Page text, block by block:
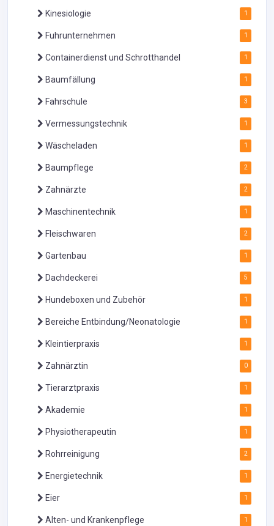
Kinesiologie 1
Fuhrunternehmen 1
Containerdienst und Schrotthandel 1
Baumfällung 1
Fahrschule 3
Vermessungstechnik 1
Wäscheladen 1
Baumpflege 2
Zahnärzte 2
Maschinentechnik 1
Fleischwaren 2
Gartenbau 1
Dachdeckerei 5
Hundeboxen und Zubehör 1
Bereiche Entbindung/Neonatologie 1
Kleintierpraxis 1
Zahnärztin 0
Tierarztpraxis 1
Akademie 1
Physiotherapeutin 1
Rohrreinigung 2
Energietechnik 1
Eier 1
Alten- und Krankenpflege 1